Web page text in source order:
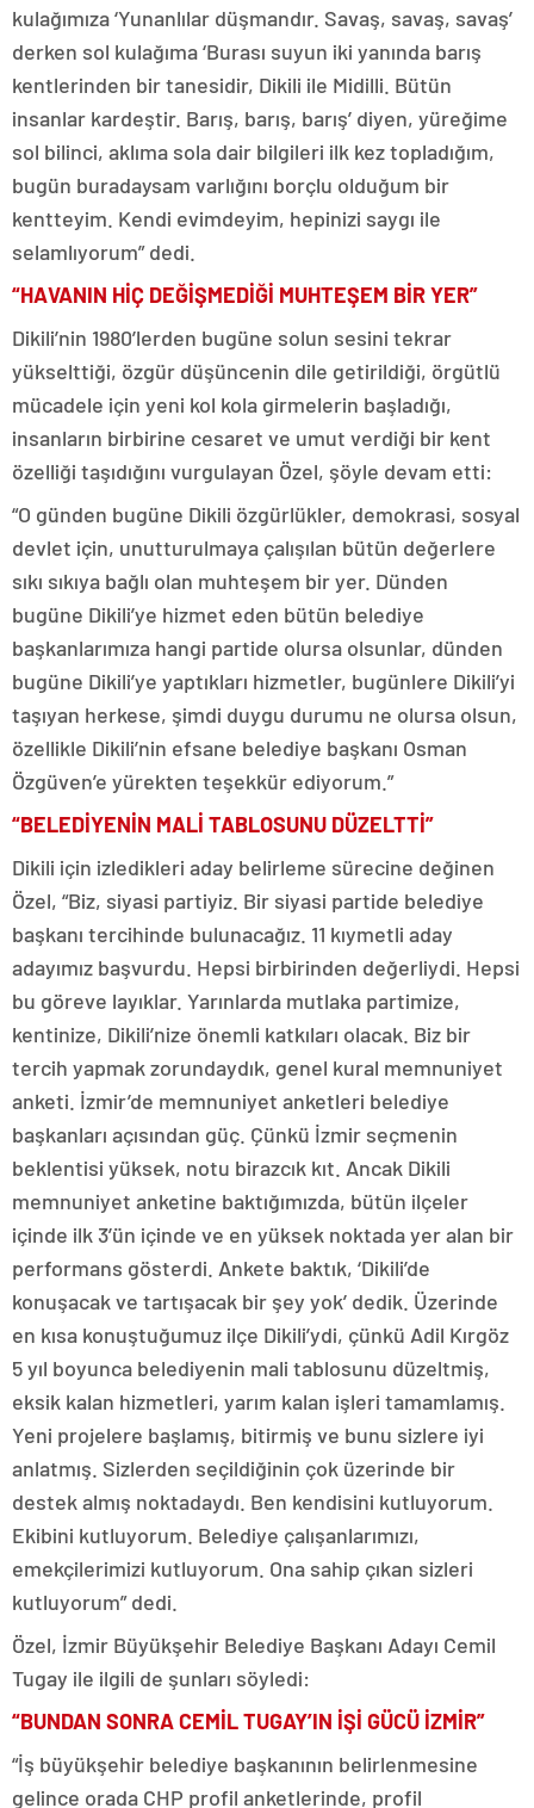
kulağımıza ‘Yunanlılar düşmandır. Savaş, savaş, savaş’
derken sol kulağıma ‘Burası suyun iki yanında barış
kentlerinden bir tanesidir, Dikili ile Midilli. Bütün
insanlar kardeştir. Barış, barış, barış’ diyen, yüreğime
sol bilinci, aklıma sola dair bilgileri ilk kez topladığım,
bugün buradaysam varlığını borçlu olduğum bir
kentteyim. Kendi evimdeyim, hepinizi saygı ile
selamlıyorum” dedi.
“HAVANIN HİÇ DEĞİŞMEDİĞİ MUHTEŞEM BİR YER”
Dikili’nin 1980’lerden bugüne solun sesini tekrar
yükselttiği, özgür düşüncenin dile getirildiği, örgütlü
mücadele için yeni kol kola girmelerin başladığı,
insanların birbirine cesaret ve umut verdiği bir kent
özelliği taşıdığını vurgulayan Özel, şöyle devam etti:
“O günden bugüne Dikili özgürlükler, demokrasi, sosyal
devlet için, unutturulmaya çalışılan bütün değerlere
sıkı sıkıya bağlı olan muhteşem bir yer. Dünden
bugüne Dikili’ye hizmet eden bütün belediye
başkanlarımıza hangi partide olursa olsunlar, dünden
bugüne Dikili’ye yaptıkları hizmetler, bugünlere Dikili’yi
taşıyan herkese, şimdi duygu durumu ne olursa olsun,
özellikle Dikili’nin efsane belediye başkanı Osman
Özgüven’e yürekten teşekkür ediyorum.”
“BELEDİYENİN MALİ TABLOSUNU DÜZELTTİ”
Dikili için izledikleri aday belirleme sürecine değinen
Özel, “Biz, siyasi partiyiz. Bir siyasi partide belediye
başkanı tercihinde bulunacağız. 11 kıymetli aday
adayımız başvurdu. Hepsi birbirinden değerliydi. Hepsi
bu göreve layıklar. Yarınlarda mutlaka partimize,
kentinize, Dikili’nize önemli katkıları olacak. Biz bir
tercih yapmak zorundaydık, genel kural memnuniyet
anketi. İzmir’de memnuniyet anketleri belediye
başkanları açısından güç. Çünkü İzmir seçmenin
beklentisi yüksek, notu birazcık kıt. Ancak Dikili
memnuniyet anketine baktığımızda, bütün ilçeler
içinde ilk 3’ün içinde ve en yüksek noktada yer alan bir
performans gösterdi. Ankete baktık, ‘Dikili’de
konuşacak ve tartışacak bir şey yok’ dedik. Üzerinde
en kısa konuştuğumuz ilçe Dikili’ydi, çünkü Adil Kırgöz
5 yıl boyunca belediyenin mali tablosunu düzeltmiş,
eksik kalan hizmetleri, yarım kalan işleri tamamlamış.
Yeni projelere başlamış, bitirmiş ve bunu sizlere iyi
anlatmış. Sizlerden seçildiğinin çok üzerinde bir
destek almış noktadaydı. Ben kendisini kutluyorum.
Ekibini kutluyorum. Belediye çalışanlarımızı,
emekçilerimizi kutluyorum. Ona sahip çıkan sizleri
kutluyorum” dedi.
Özel, İzmir Büyükşehir Belediye Başkanı Adayı Cemil
Tugay ile ilgili de şunları söyledi:
“BUNDAN SONRA CEMİL TUGAY’IN İŞİ GÜCÜ İZMİR”
“İş büyükşehir belediye başkanının belirlenmesine
gelince orada CHP profil anketlerinde, profil